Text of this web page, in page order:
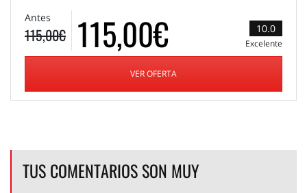
Antes
115,00€ 115,00€ 10.0
Excelente
VER OFERTA
TUS COMENTARIOS SON MUY